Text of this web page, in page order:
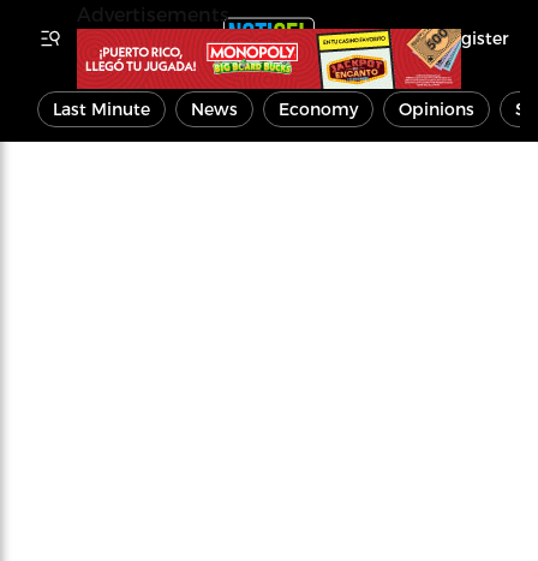
Register
Last Minute News Economy Opinions
Advertisements